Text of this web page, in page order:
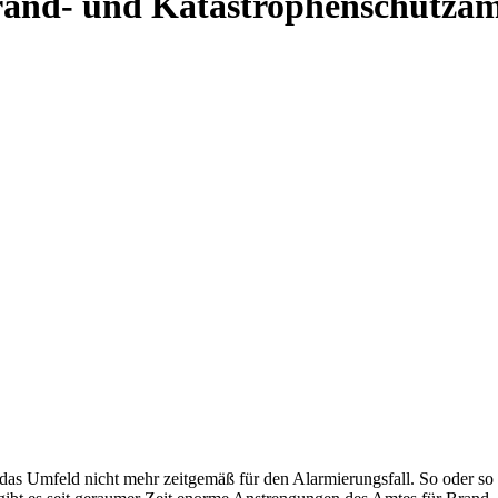
Umfeld nicht mehr zeitgemäß für den Alarmierungsfall. So oder